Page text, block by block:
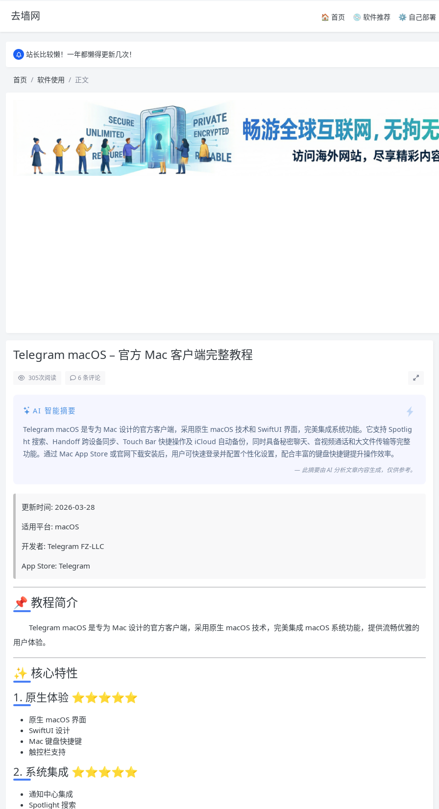
去墙网 🏠 首页 💿 软件推荐
⚙️ 自己部署
站长比较懒！一年都懒得更新几次！
站长比较懒！一年都懒得更新几次！
首页 软件使用 正文
Telegram macOS – 官方 Mac 客户端完整教程
305次阅读 6 条评论
AI 智能摘要
Telegram macOS 是专为 Mac 设计的官方客户端，采用原生 macOS 技术和 SwiftUI 界面，完美集成系统功能。它支持 Spotlig
ht 搜索、Handoff 跨设备同步、Touch Bar 快捷操作及 iCloud 自动备份，同时具备秘密聊天、音视频通话和大文件传输等完整
功能。通过 Mac App Store 或官网下载安装后，用户可快速登录并配置个性化设置，配合丰富的键盘快捷键提升操作效率。
— 此摘要由 AI 分析文章内容生成，仅供参考。
更新时间: 2026-03-28
适用平台: macOS
开发者: Telegram FZ-LLC
App Store: Telegram
📌 教程简介
Telegram macOS 是专为 Mac 设计的官方客户端，采用原生 macOS 技术，完美集成 macOS 系统功能，提供流畅优雅的
用户体验。
✨ 核心特性
1. 原生体验 ⭐⭐⭐⭐⭐
原生 macOS 界面
SwiftUI 设计
Mac 键盘快捷键
触控栏支持
2. 系统集成 ⭐⭐⭐⭐⭐
通知中心集成
Spotlight 搜索